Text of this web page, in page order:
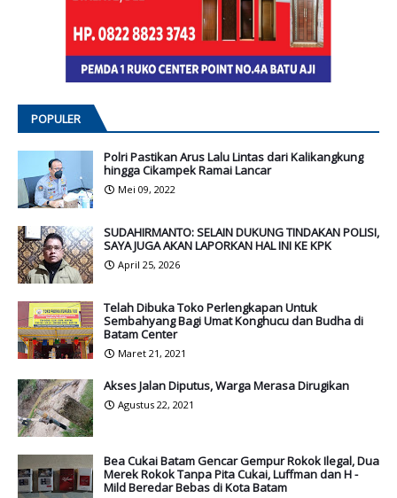
POPULER
Polri Pastikan Arus Lalu Lintas dari Kalikangkung
hingga Cikampek Ramai Lancar
Mei 09, 2022
SUDAHIRMANTO: SELAIN DUKUNG TINDAKAN POLISI,
SAYA JUGA AKAN LAPORKAN HAL INI KE KPK
April 25, 2026
Telah Dibuka Toko Perlengkapan Untuk
Sembahyang Bagi Umat Konghucu dan Budha di
Batam Center
Maret 21, 2021
Akses Jalan Diputus, Warga Merasa Dirugikan
Agustus 22, 2021
Bea Cukai Batam Gencar Gempur Rokok Ilegal, Dua
Merek Rokok Tanpa Pita Cukai, Luffman dan H -
Mild Beredar Bebas di Kota Batam